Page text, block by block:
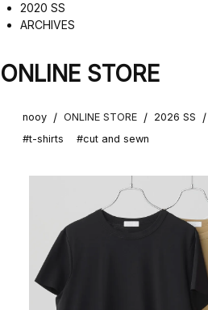
2020 SS
ARCHIVES
ONLINE STORE
nooy / ONLINE STORE / 2026 SS /
#t-shirts
#cut and sewn